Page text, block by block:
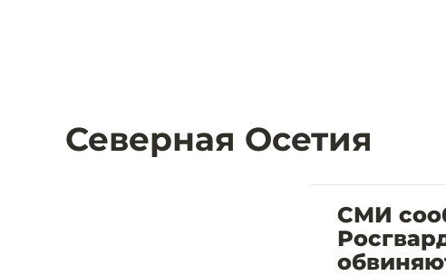
Северная Осетия
СМИ